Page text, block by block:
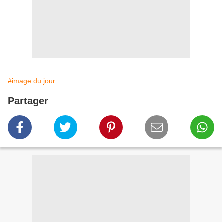
#image du jour
Partager